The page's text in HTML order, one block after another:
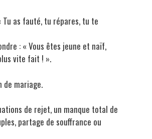
Tu as fauté, tu répares, tu te
: « Vous êtes jeune et naïf,
vite fait ! ».
de mariage.
de rejet, un manque total de
partage de souffrance ou